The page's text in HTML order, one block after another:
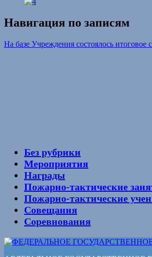
Навигация по записям
На базе Учреждения состоялось итоговое
Без рубрики
Мероприятия
Награды
Пожарно-тактические
Пожарно-тактические
Совещания
Соревнования